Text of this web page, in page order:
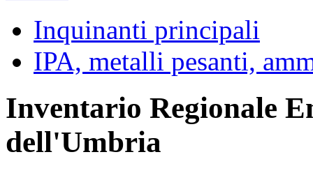
Inquinanti principali
IPA, metalli pesanti,
Inventario Regionale
dell'Umbria